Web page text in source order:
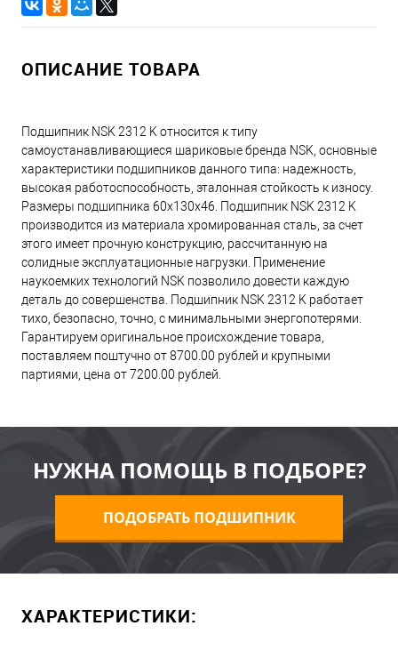
ОПИСАНИЕ ТОВАРА
Подшипник NSK 2312 K относится к типу
самоустанавливающиеся шариковые бренда NSK, основные
характеристики подшипников данного типа: надежность,
высокая работоспособность, эталонная стойкость к износу.
Размеры подшипника 60x130x46. Подшипник NSK 2312 K
производится из материала хромированная сталь, за счет
этого имеет прочную конструкцию, рассчитанную на
солидные эксплуатационные нагрузки. Применение
наукоемких технологий NSK позволило довести каждую
деталь до совершенства. Подшипник NSK 2312 K работает
тихо, безопасно, точно, с минимальными энергопотерями.
Гарантируем оригинальное происхождение товара,
поставляем поштучно от 8700.00 рублей и крупными
партиями, цена от 7200.00 рублей.
НУЖНА ПОМОЩЬ В ПОДБОРЕ?
ПОДОБРАТЬ ПОДШИПНИК
ХАРАКТЕРИСТИКИ: